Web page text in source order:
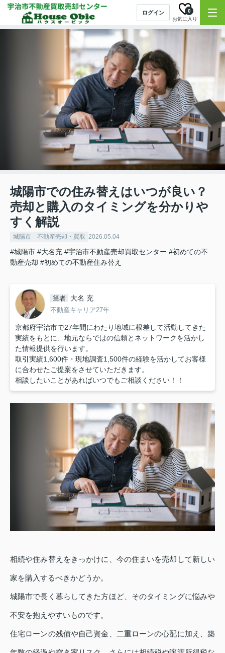
ログイン
お気に入り
0
城陽市での住み替えはいつが良い？
売却と購入のタイミングを分かりや
すく解説
城陽市 不動産売却・買取 2026.05.04
#城陽市 #大名充 #宇治市不動産売却買取センター #初めての不
動産売却 #初めての不動産住み替え
筆者 大名 充
不動産キャリア27年
京都府宇治市で27年間にわたり地域に根差して活動してきた
実績をもとに、地元ならではの信頼とネットワークを活かし
た情報提供を行います。
取引実績1,600件・現地調査1,500件の経験を活かしてお客様
に合わせたご提案をさせていただきます。
相談したいことがあればいつでもご相談ください！！
相続や住み替えをきっかけに、今の住まいを売却して新しい
家を購入するべきかどうか。
城陽市で長く暮らしてきた方ほど、そのタイミングに悩みや
不安を抱えやすいものです。
住宅ローンの残債や自己資金、二重ローンの心配に加え、築